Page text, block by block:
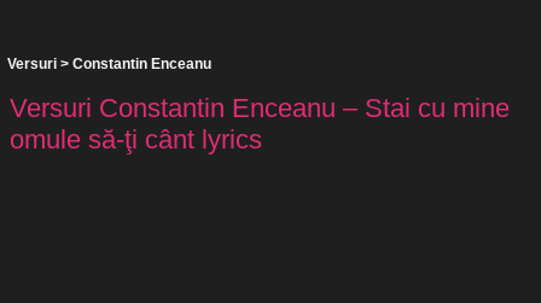
Versuri > Constantin Enceanu
Versuri Constantin Enceanu – Stai cu mine
omule să-ţi cânt lyrics